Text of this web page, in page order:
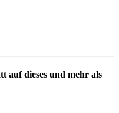
auf dieses und mehr als